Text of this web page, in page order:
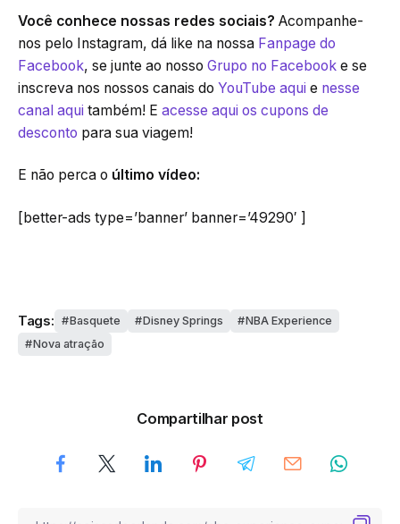
Você conhece nossas redes sociais? Acompanhe-
nos pelo Instagram, dá like na nossa Fanpage do
Facebook, se junte ao nosso Grupo no Facebook e se
inscreva nos nossos canais do YouTube aqui e nesse
canal aqui também! E acesse aqui os cupons de
desconto para sua viagem!
E não perca o último vídeo:
[better-ads type=’banner’ banner=’49290′ ]
Tags: Basquete Disney Springs
NBA Experience
Nova atração
Compartilhar post